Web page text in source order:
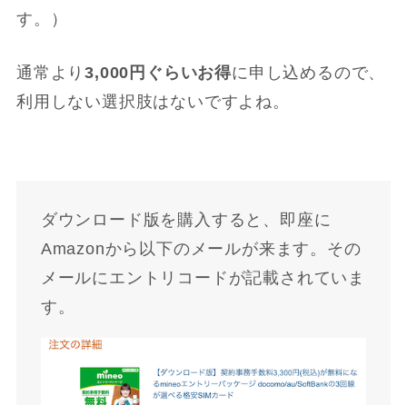
す。）
通常より3,000円ぐらいお得に申し込めるので、
利用しない選択肢はないですよね。
ダウンロード版を購入すると、即座に
Amazonから以下のメールが来ます。その
メールにエントリコードが記載されていま
す。